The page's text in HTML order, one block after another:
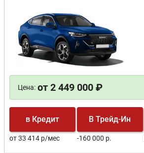
Цена: от 2 449 000 ₽
в Кредит
от 33 414 р/мес
В Трейд-Ин
-160 000 р.